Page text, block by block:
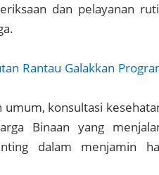
dan pelayanan
Rantau Galakkan
konsultasi
Binaan yang
dalam menjamin